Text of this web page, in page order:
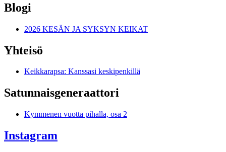
Blogi
2026 KESÄN JA SYKSYN KEIKAT
Yhteisö
Keikkarapsa: Kanssasi keskipenkillä
Satunnais­generaattori
Kymmenen vuotta pihalla, osa 2
Instagram